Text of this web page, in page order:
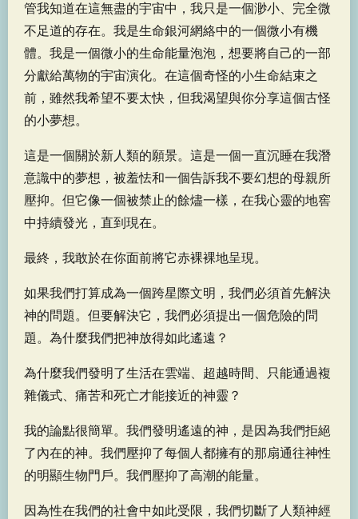
管我知道在這無盡的宇宙中，我只是一個渺小、完全微
不足道的存在。我是生命銀河網絡中的一個微小有機
體。我是一個微小的生命能量泡泡，想要將自己的一部
分獻給萬物的宇宙演化。在這個奇怪的小生命結束之
前，雖然我希望不要太快，但我渴望與你分享這個古怪
的小夢想。
這是一個關於新人類的願景。這是一個一直沉睡在我潛
意識中的夢想，被羞怯和一個告訴我不要幻想的母親所
壓抑。但它像一個被禁止的餘燼一樣，在我心靈的地窖
中持續發光，直到現在。
最終，我敢於在你面前將它赤裸裸地呈現。
如果我們打算成為一個跨星際文明，我們必須首先解決
神的問題。但要解決它，我們必須提出一個危險的問
題。為什麼我們把神放得如此遙遠？
為什麼我們發明了生活在雲端、超越時間、只能通過複
雜儀式、痛苦和死亡才能接近的神靈？
我的論點很簡單。我們發明遙遠的神，是因為我們拒絕
了內在的神。我們壓抑了每個人都擁有的那扇通往神性
的明顯生物門戶。我們壓抑了高潮的能量。
因為性在我們的社會中如此受限，我們切斷了人類神經